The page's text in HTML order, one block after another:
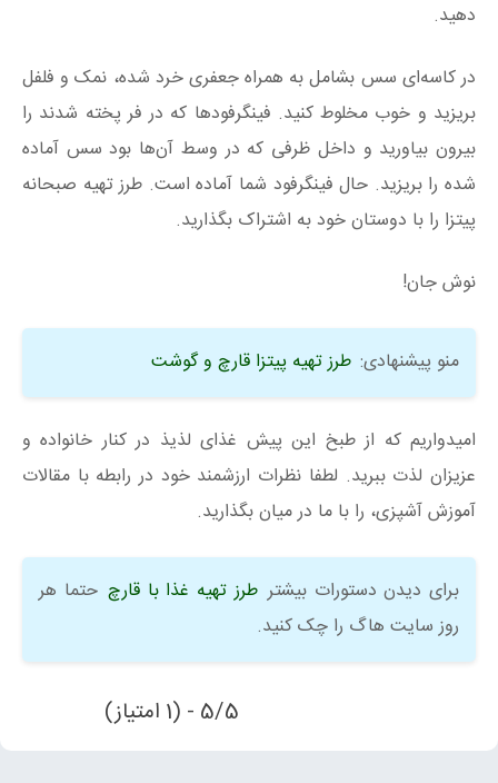
دهید.
در کاسه‌ای سس بشامل به همراه جعفری خرد شده، نمک و فلفل
بریزید و خوب مخلوط کنید. فینگرفودها که در فر پخته شدند را
بیرون بیاورید و داخل ظرفی که در وسط آن‌ها بود سس آماده
شده را بریزید. حال فینگرفود شما آماده است. طرز تهیه صبحانه
پیتزا را با دوستان خود به اشتراک بگذارید.
نوش جان!
منو پیشنهادی: طرز تهیه پیتزا قارچ و گوشت
امیدواریم که از طبخ این پیش غذای لذیذ در کنار خانواده و
عزیزان لذت ببرید. لطفا نظرات ارزشمند خود در رابطه با مقالات
آموزش آشپزی، را با ما در میان بگذارید.
برای دیدن دستورات بیشتر طرز تهیه غذا با قارچ حتما هر
روز سایت هاگ را چک کنید.
5/5 - (1 امتیاز)